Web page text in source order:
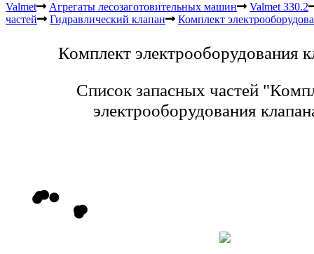
Valmet Агрегаты лесозаготовительных машин
Valmet 330.2
частей
Гидравлический клапан Комплект
Комплект электрооборудования
Список запасных частей
электрооборудования